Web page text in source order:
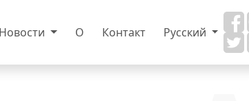
Новости О Контакт Русский